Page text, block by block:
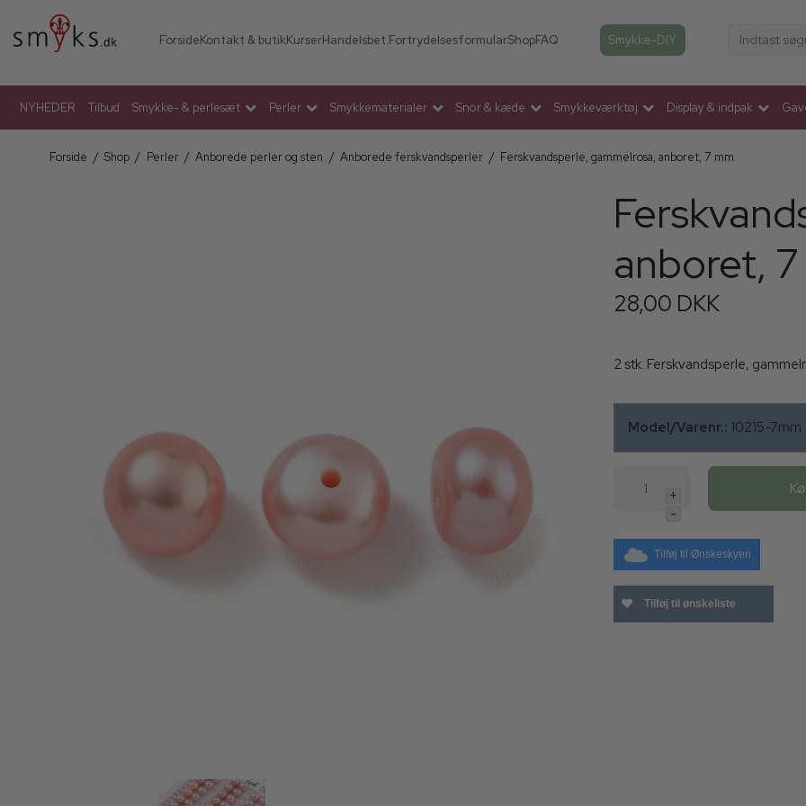
ForsideKontakt & butikKurserHandelsbet.FortrydelsesformularShopFAQ Smykke-DIY Indtast
NYHEDER Tilbud Smykke- & perlesæt Perler Smykkematerialer Snor & kæde Smykkeværktøj Display & indpak
Forside / Shop / Perler / Anborede perler og sten / Anborede ferskvandsperler / Ferskvandsperle, gammelrosa, anboret, 7 mm.
anboret,
28,00 DKK
2 stk. Ferskvandsperle,
Model/Varenr.: 10215-7mm
+
-
Tilføj til Ønskeskyen
Tilføj til ønskeliste